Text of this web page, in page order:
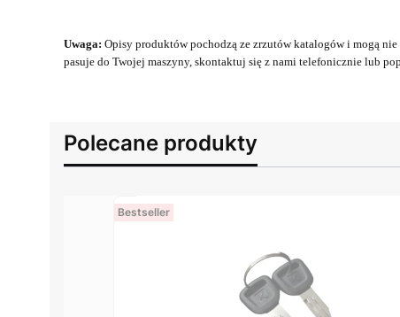
Uwaga: Opisy produktów pochodzą ze zrzutów katalogów i mogą
pasuje do Twojej maszyny, skontaktuj się z nami telefonicznie lub
Polecane produkty
Bestseller